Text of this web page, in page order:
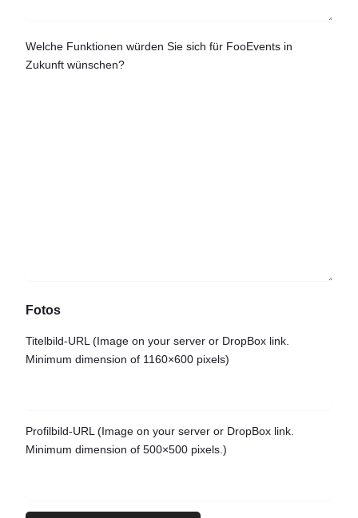
Welche Funktionen würden Sie sich für FooEvents in
Zukunft wünschen?
Fotos
Titelbild-URL (Image on your server or DropBox link.
Minimum dimension of 1160×600 pixels)
Profilbild-URL (Image on your server or DropBox link.
Minimum dimension of 500×500 pixels.)